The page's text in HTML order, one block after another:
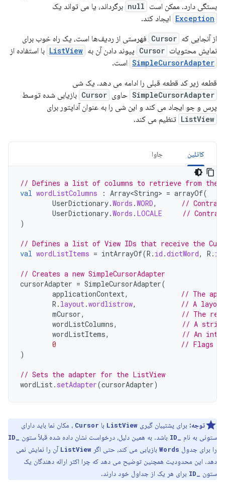
بستگی دارد. ممکن است null برگرداند، یا می تواند یک
Exception ایجاد کند.
از آنجایی که Cursor فهرستی از ردیف‌ها است، یک راه خوب برای
نمایش محتویات Cursor پیوند دادن آن به ListView با استفاده از
SimpleCursorAdapter است.
قطعه زیر کد قطعه قبلی را ادامه می دهد. یک شی
SimpleCursorAdapter حاوی Cursor بازیابی شده توسط
پرس و جو ایجاد می کند و این شی را به عنوان آداپتور برای
ListView تنظیم می کند.
کاتلین جاوا
// Defines a list of columns to retrieve from the
val wordListColumns : Array<String> = arrayOf(
UserDictionary.Words .WORD,
//
UserDictionary.Words . LOCALE
//
)
// Defines a list of View IDs that receive the
val wordListItems = intArrayOf(R . id .dictWord, R . id
// Creates a new SimpleCursorAdapter
cursorAdapter = SimpleCursorAdapter(
applicationContext,
// The
R . layout .wordlistrow,
// A
mCursor,
// The
wordListColumns,
// A string
wordListItems,
// An
0
// Flags
)
// Sets the adapter for the ListView
wordList . setAdapter(cursorAdapter)
توجه: برای پشتیبان گیری ListView با Cursor ، مکان نما باید دارای
ستونی به نام
باشد. به همین دلیل، درخواست نشان داده شده قبلاً ستون
را برای جدول Words بازیابی می کند، حتی اگر ListView آن را نمایش نمی
دهد. این محدودیت همچنین توضیح می دهد که چرا اکثر ارائه دهندگان یک
ستون
برای هر یک از جداول خود دارند.